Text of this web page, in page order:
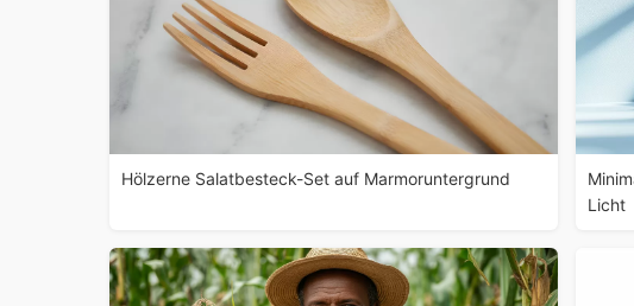
Hölzerne Salatbesteck-Set auf Marmoruntergrund
Licht